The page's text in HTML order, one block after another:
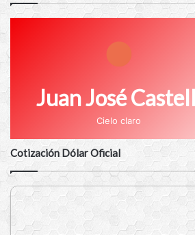
Juan José
Cielo claro
Cotización Dólar Oficial